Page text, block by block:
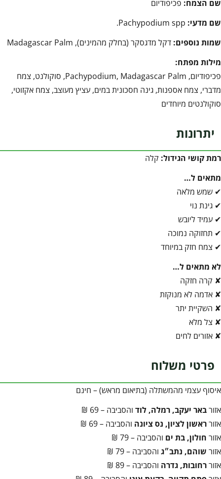
שם הצמח: פכיפודיום
שם מדעי:
שמות נוספים: דקל מדגסקר (בחלק מהמינים), Madagascar Palm
מילות מפתח:
פכיפודיום, Pachypodium, Madagascar Palm, סוקולנט, צמח
מדברי, צמח אספנות, גינה חסכונית במים, עציץ מעוצב, צמח אקזוטי,
סוקולנטים מיוחדים
יתרונות
רמת קושי הגידול: קלה
מתאים ל…
✔ שמש מלאה
✔ גינת נוי
✔ עמיד ליובש
✔ תחזוקה נמוכה
✔ צמח חזק במיוחד
לא מתאים ל…
✘ קרה חזקה
✘ אדמה לא מנוקזת
✘ השקיית יתר
✘ צל מלא
✘ אזורים לחים
פרטי משלוח
איסוף עצמי מהמשתלה (בתיאום מראש) – חינם
אזורבאר יעקב, רמלה, לוד והסביבה – 69 ₪
אזורראשון לציון, נס ציונה והסביבה – 69 ₪
אזור חולון, בת ים והסביבה – 79 ₪
אזור שוהם, נתב״ג והסביבה – 79 ₪
אזוררחובות, גדרה והסביבה – 89 ₪